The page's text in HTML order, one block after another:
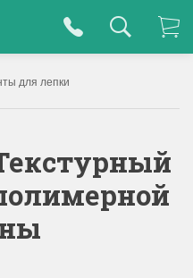
для лепки